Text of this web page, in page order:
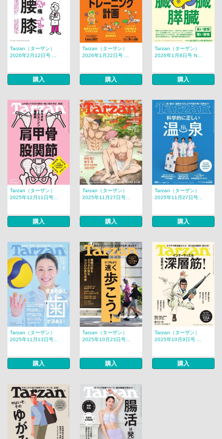
Tarzan（ターザン）
2026年2月12日号 ...
購入
Tarzan（ターザン）
2026年1月22日号 ...
購入
Tarzan（ターザン）
2026年1月8日号 N...
購入
Tarzan（ターザン）
2025年12月11日号...
購入
Tarzan（ターザン）
2025年11月27日号...
購入
Tarzan（ターザン）
2025年11月27日号...
購入
Tarzan（ターザン）
2025年11月13日号...
購入
Tarzan（ターザン）
2025年10月23日号...
購入
Tarzan（ターザン）
2025年10月9日号 ...
購入